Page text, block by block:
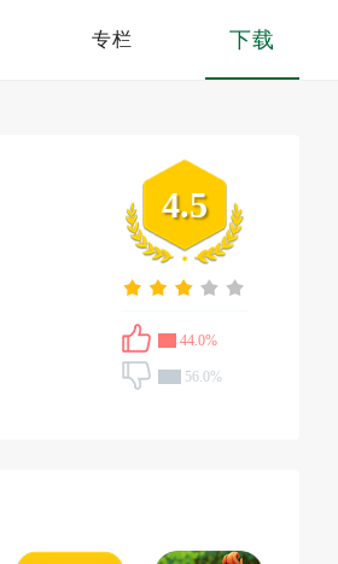
专栏 下载
4.5
44.0%
56.0%